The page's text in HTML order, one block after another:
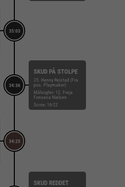
35:03
34:36
SKUD PÅ STOLPE
25. Henny Reistad (Fra
pos. Playmaker)
Målvogter: 12. Freja
Fonseca Nielsen
Score: 16-22
34:25
SKUD REDDET